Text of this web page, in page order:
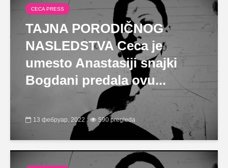
CECA PRESS
TAJNA PORODIČNOG
NASLEDSTVA Ceca je
umesto Anastasiji snajki
Bogdani predala ovu...
13 фебруар, 2022 590 pregleda